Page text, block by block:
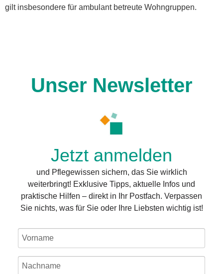
gilt insbesondere für ambulant betreute Wohngruppen.
Unser Newsletter
Jetzt anmelden
und Pflegewissen sichern, das Sie wirklich
weiterbringt! Exklusive Tipps, aktuelle Infos und
praktische Hilfen – direkt in Ihr Postfach. Verpassen
Sie nichts, was für Sie oder Ihre Liebsten wichtig ist!